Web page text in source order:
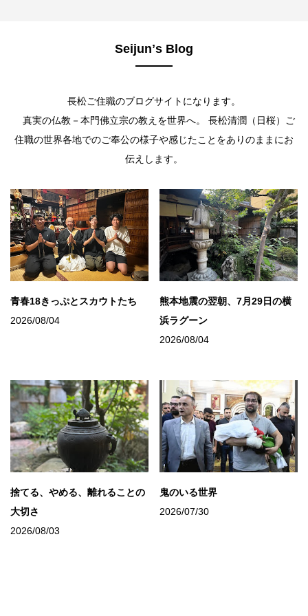
Seijunʼs Blog
長松ご住職のブログサイトになります。
真実の仏教－本門佛立宗の教えを世界へ。 長松清潤（日桜）ご
住職の世界各地でのご奉公の様子や感じたことをありのままにお
伝えします。
青春18きっぷとスカウトたち
2026/08/04
熊本地震の翌朝、7月29日の横
浜ラグーン
2026/08/04
捨てる、やめる、離れることの
大切さ
2026/08/03
鬼のいる世界
2026/07/30